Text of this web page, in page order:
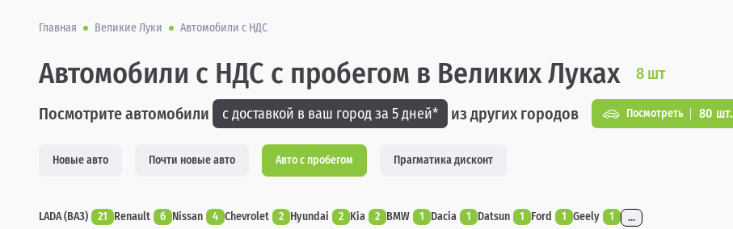
Главная Великие Луки Автомобили с НДС
Автомобили с НДС с пробегом в Великих Луках 8 шт
Посмотрите автомобили с доставкой в ваш город за 5 дней* из других городов Посмотреть 80 шт.
Новые авто Почти новые авто Авто с пробегом Прагматика дисконт
LADA (ВАЗ) 21 Renault 6 Nissan 4 Chevrolet 2 Hyundai 2 Kia 2 BMW 1 Dacia 1 Datsun 1 Ford 1 Geely 1 ...